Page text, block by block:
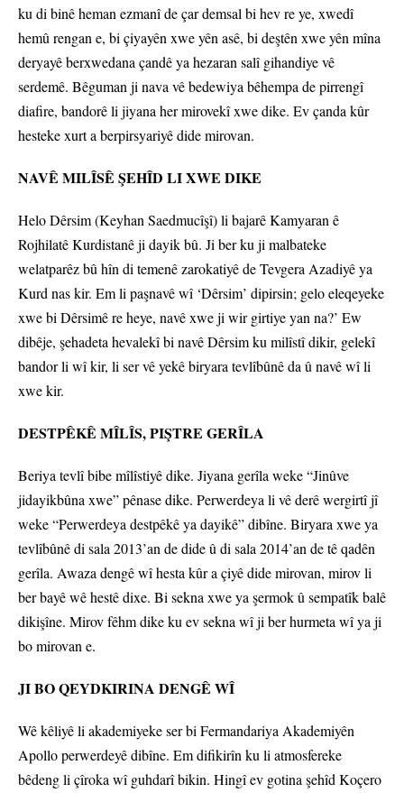
ku di binê heman ezmanî de çar demsal bi hev re ye, xwedî
hemû rengan e, bi çiyayên xwe yên asê, bi deştên xwe yên mîna
deryayê berxwedana çandê ya hezaran salî gihandiye vê
serdemê. Bêguman ji nava vê bedewiya bêhempa de pirrengî
diafire, bandorê li jiyana her mirovekî xwe dike. Ev çanda kûr
hesteke xurt a berpirsyariyê dide mirovan.
NAVÊ MILÎSÊ ŞEHÎD LI XWE DIKE
Helo Dêrsim (Keyhan Saedmucîşî) li bajarê Kamyaran ê
Rojhilatê Kurdistanê ji dayik bû. Ji ber ku ji malbateke
welatparêz bû hîn di temenê zarokatiyê de Tevgera Azadiyê ya
Kurd nas kir. Em li paşnavê wî ‘Dêrsim’ dipirsin; gelo eleqeyeke
xwe bi Dêrsimê re heye, navê xwe ji wir girtiye yan na?’ Ew
dibêje, şehadeta hevalekî bi navê Dêrsim ku milîstî dikir, gelekî
bandor li wî kir, li ser vê yekê biryara tevlîbûnê da û navê wî li
xwe kir.
DESTPÊKÊ MÎLÎS, PIŞTRE GERÎLA
Beriya tevlî bibe mîlîstiyê dike. Jiyana gerîla weke “Jinûve
jidayikbûna xwe” pênase dike. Perwerdeya li vê derê wergirtî jî
weke “Perwerdeya destpêkê ya dayikê” dibîne. Biryara xwe ya
tevlîbûnê di sala 2013’an de dide û di sala 2014’an de tê qadên
gerîla. Awaza dengê wî hesta kûr a çiyê dide mirovan, mirov li
ber bayê wê hestê dixe. Bi sekna xwe ya şermok û sempatîk balê
dikişîne. Mirov fêhm dike ku ev sekna wî ji ber hurmeta wî ya ji
bo mirovan e.
JI BO QEYDKIRINA DENGÊ WÎ
Wê kêliyê li akademiyeke ser bi Fermandariya Akademiyên
Apollo perwerdeyê dibîne. Em difikirîn ku li atmosfereke
bêdeng li çîroka wî guhdarî bikin. Hingî ev gotina şehîd Koçero